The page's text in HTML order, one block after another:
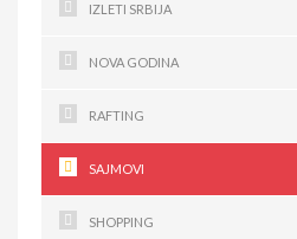
IZLETI SRBIJA
NOVA GODINA
RAFTING
SAJMOVI
SHOPPING